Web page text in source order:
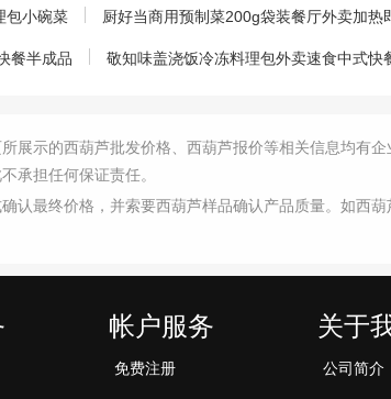
包小碗菜 厨好当商用预制菜200g袋装餐厅外卖加热
餐半成品 敬知味盖浇饭冷冻料理包外卖速食中式快
展示的西葫芦批发价格、西葫芦报价等相关信息均有
承担任何保证责任。
认最终价格，并索要西葫芦样品确认产品质量。如西
帐户服务
免费注册
关于
公司简介